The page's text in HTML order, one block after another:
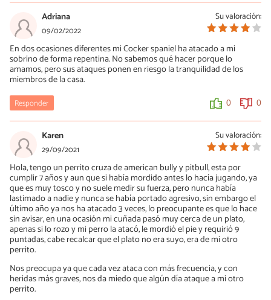
Su valoración:
Adriana
09/02/2022
En dos ocasiones diferentes mi Cocker spaniel ha atacado a mi
sobrino de forma repentina. No sabemos qué hacer porque lo
amamos, pero sus ataques ponen en riesgo la tranquilidad de los
miembros de la casa.
Responder 0 0
Su valoración:
Karen
29/09/2021
Hola, tengo un perrito cruza de american bully y pitbull, esta por
cumplir 7 años y aun que si había mordido antes lo hacía jugando, ya
que es muy tosco y no suele medir su fuerza, pero nunca había
lastimado a nadie y nunca se había portado agresivo, sin embargo el
último año ya nos ha atacado 3 veces, lo preocupante es que lo hace
sin avisar, en una ocasión mi cuñada pasó muy cerca de un plato,
apenas si lo rozo y mi perro la atacó, le mordió el pie y requirió 9
puntadas, cabe recalcar que el plato no era suyo, era de mi otro
perrito.
Nos preocupa ya que cada vez ataca con más frecuencia, y con
heridas más graves, nos da miedo que algún día ataque a mi otro
perrito.